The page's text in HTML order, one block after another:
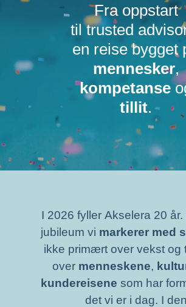
Fra oppstart
tiltrusted
en reise bygget
mennesker,
kompetanse
tillit.
I 2026 fyllerAkselera 20
jubileum vi markerer med
ikke primært over vekst og
over menneskene,
kundereisene som har
det vi er i dag. I den